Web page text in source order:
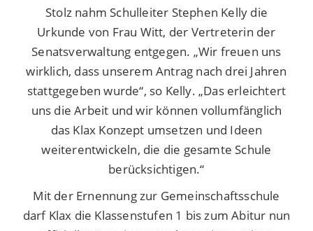
Stolz nahm Schulleiter Stephen Kelly die
Urkunde von Frau Witt, der Vertreterin der
Senatsverwaltung entgegen. „Wir freuen uns
wirklich, dass unserem Antrag nach drei Jahren
stattgegeben wurde“, so Kelly. „Das erleichtert
uns die Arbeit und wir können vollumfänglich
das Klax Konzept umsetzen und Ideen
weiterentwickeln, die die gesamte Schule
berücksichtigen.“
Mit der Ernennung zur Gemeinschaftsschule
darf Klax die Klassenstufen 1 bis zum Abitur nun